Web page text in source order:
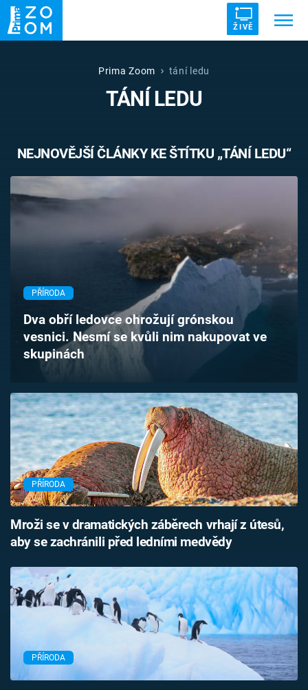
ŽIVĚ
UFO DRUHÁ SVĚTOVÁ VÁLKA
VETŘELCI DÁVNOVĚKU
Témata
TV Program
Časopis
Sledujte prima+
Přihlášení
Sledujte nás
Prima Zoom tání ledu
TÁNÍ LEDU
NEJNOVĚJŠÍ ČLÁNKY KE ŠTÍTKU „TÁNÍ LEDU“
PŘÍRODA
Dva obří ledovce ohrožují grónskou
vesnici. Nesmí se kvůli nim nakupovat ve
skupinách
PŘÍRODA
Mroži se v dramatických záběrech vrhají z útesů,
aby se zachránili před ledními medvědy
PŘÍRODA